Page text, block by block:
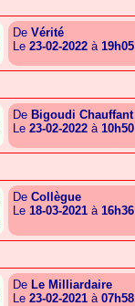
De Vérité
Le 23-02-2022 à 19h05
De Bigoudi Chauffant
Le 23-02-2022 à 10h50
De Collègue
Le 18-03-2021 à 16h36
De Le Milliardaire
Le 23-02-2021 à 07h58